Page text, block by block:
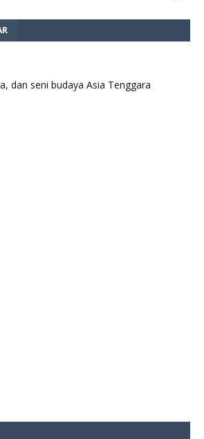
dan seni budaya Asia Tenggara